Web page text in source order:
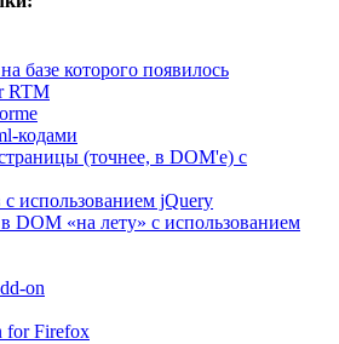
базе которого появилось
RTM
кодами
(точнее, в DOM'e) с
с использованием jQuery
DOM «на лету» с использованием
on
for Firefox